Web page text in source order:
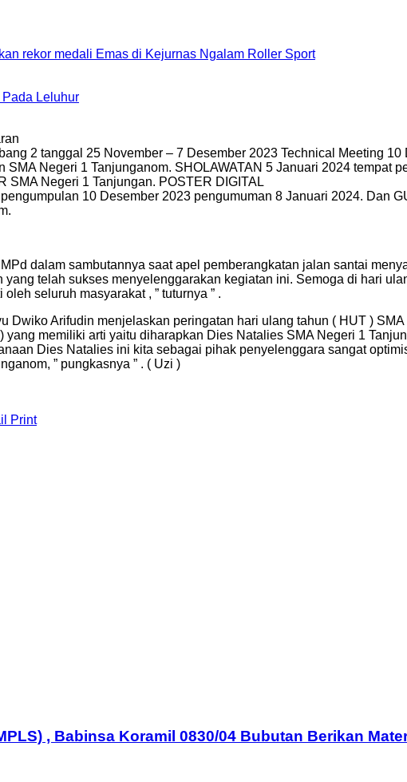
rekor medali Emas di Kejurnas Ngalam Roller Sport
Leluhur
2 tanggal 25 November – 7 Desember 2023 Technical Meeting
Negeri 1 Tanjunganom. SHOLAWATAN 5 Januari 2024 tempat
SMA Negeri 1 Tanjungan. POSTER DIGITAL
10 Desember 2023 pengumuman 8 Januari 2024. Dan
dalam sambutannya saat apel pemberangkatan jalan santai
telah sukses menyelenggarakan kegiatan ini. Semoga di hari
seluruh masyarakat , ” tuturnya ” .
Dwiko Arifudin menjelaskan peringatan hari ulang tahun ( HUT )
yang memiliki arti yaitu diharapkan Dies Natalies SMA Negeri 1
Dies Natalies ini kita sebagai pihak penyelenggara sangat
” pungkasnya ” . ( Uzi )
Print
, Babinsa Koramil 0830/04 Bubutan Berikan